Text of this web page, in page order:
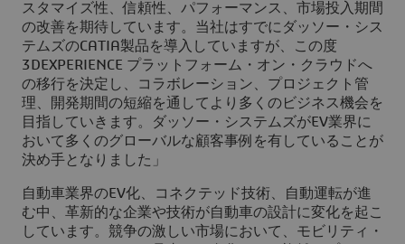
スタマイズ性、信頼性、パフォーマンス、市場投入期間
の改善を期待しています。当社はすでにダッソー・シス
テムズのCATIA製品を導入していますが、この度
3DEXPERIENCE プラットフォーム・オン・クラウドへ
の移行を決定し、コラボレーション、プロジェクト管
理、開発期間の短縮を通してより多くのビジネス機会を
目指していきます。ダッソー・システムズがEV業界に
おいて多くのグローバルな顧客事例を有していることが
決め手となりました」
自動車業界のEV化、コネクテッド技術、自動運転が進
む中、革新的な企業や技術が自動車の設計に変化を起こ
しています。競争の激しい市場において、モビリティ・